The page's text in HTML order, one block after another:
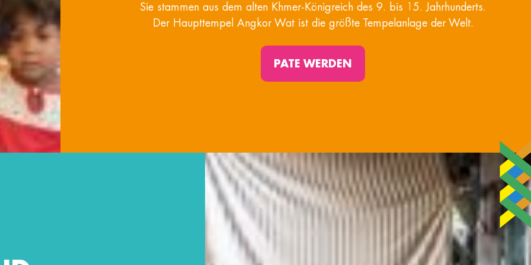
Sie stammen aus dem alten Khmer-Königreich des 9. bis 15. Jahrhunderts.
Der Haupttempel Angkor Wat ist die größte Tempelanlage der Welt.
PATE WERDEN